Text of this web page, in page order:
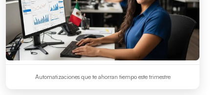
Automatizaciones que te ahorran tiempo este trimestre